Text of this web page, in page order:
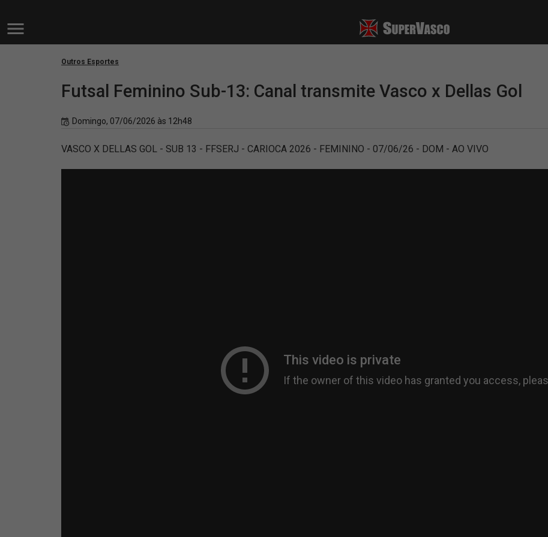
Outros Esportes
Futsal Feminino Sub-13: Canal transmite Vasco x Dellas Gol
Domingo, 07/06/2026 às 12h48
VASCO X DELLAS GOL - SUB 13 - FFSERJ - CARIOCA 2026 - FEMININO - 07/06/26 - DOM - AO VIVO